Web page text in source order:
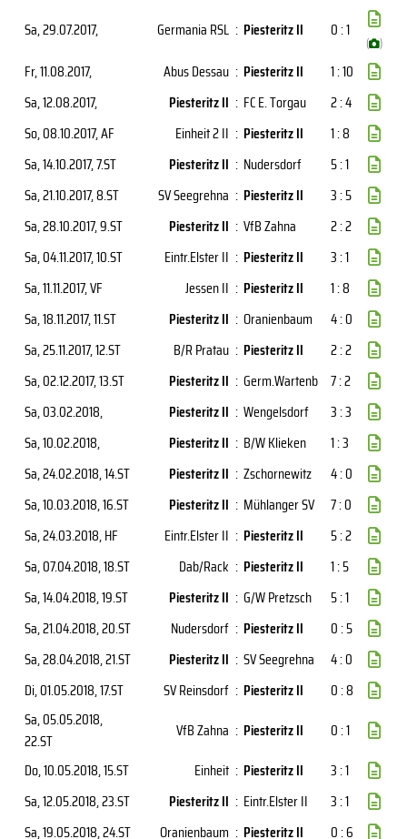
Sa, 29.07.2017, Germania RSL : Piesteritz II 0 : 1
( )
Fr, 11.08.2017, Abus Dessau : Piesteritz II
1 : 10
Sa, 12.08.2017, Piesteritz II : FC E. Torgau
2 : 4
So, 08.10.2017, AF Einheit 2 II : Piesteritz II
1 : 8
Sa, 14.10.2017, 7.ST Piesteritz II : Nudersdorf
5 : 1
Sa, 21.10.2017, 8.ST SV Seegrehna : Piesteritz II
3 : 5
Sa, 28.10.2017, 9.ST Piesteritz II : VfB Zahna
2 : 2
Sa, 04.11.2017, 10.ST Eintr.Elster II : Piesteritz II
3 : 1
Sa, 11.11.2017, VF Jessen II : Piesteritz II
1 : 8
Sa, 18.11.2017, 11.ST Piesteritz II : Oranienbaum
4 : 0
Sa, 25.11.2017, 12.ST B/R Pratau : Piesteritz II
2 : 2
Sa, 02.12.2017, 13.ST Piesteritz II : Germ.Wartenb 7 : 2
Sa, 03.02.2018, Piesteritz II : Wengelsdorf
3 : 3
Sa, 10.02.2018, Piesteritz II : B/W Klieken
1 : 3
Sa, 24.02.2018, 14.ST Piesteritz II : Zschornewitz
4 : 0
Sa, 10.03.2018, 16.ST Piesteritz II : Mühlanger SV
7 : 0
Sa, 24.03.2018, HF Eintr.Elster II : Piesteritz II
5 : 2
Sa, 07.04.2018, 18.ST Dab/Rack : Piesteritz II
1 : 5
Sa, 14.04.2018, 19.ST Piesteritz II : G/W Pretzsch
5 : 1
Sa, 21.04.2018, 20.ST Nudersdorf : Piesteritz II
0 : 5
Sa, 28.04.2018, 21.ST Piesteritz II : SV Seegrehna
4 : 0
Di, 01.05.2018, 17.ST SV Reinsdorf : Piesteritz II
0 : 8
Sa, 05.05.2018,
22.ST
VfB Zahna : Piesteritz II
0 : 1
Do, 10.05.2018, 15.ST Einheit : Piesteritz II
3 : 1
Sa, 12.05.2018, 23.ST Piesteritz II : Eintr.Elster II
3 : 1
Sa, 19.05.2018, 24.ST Oranienbaum : Piesteritz II
0 : 6